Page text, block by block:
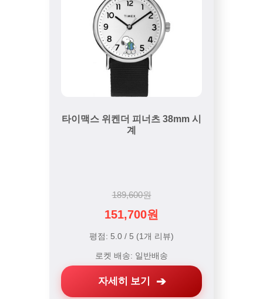
타이맥스 위켄더 피너츠 38mm 시
계
189,600원
151,700원
평점: 5.0 / 5 (1개 리뷰)
로켓 배송: 일반배송
자세히 보기